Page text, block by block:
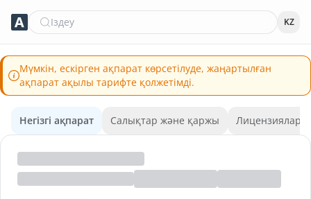
Іздеу KZ
Мүмкін, ескірген ақпарат көрсетілуде, жаңартылған
ақпарат ақылы тарифте қолжетімді.
Негізгі ақпарат Салықтар және қаржы Лицензиялар